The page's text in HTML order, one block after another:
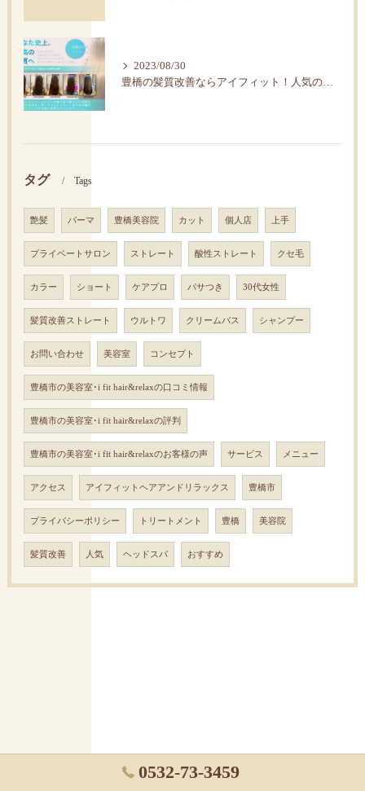
2023/08/30
豊橋の髪質改善ならアイフィット！人気の水素トリートメント
タグ Tags
艶髪 パーマ 豊橋美容院 カット 個人店 上手
プライベートサロン ストレート 酸性ストレート クセ毛
カラー ショート ケアプロ パサつき 30代女性
髪質改善ストレート ウルトワ クリームバス シャンプー
お問い合わせ 美容室 コンセプト
豊橋市の美容室･i fit hair&relaxの口コミ情報
豊橋市の美容室･i fit hair&relaxの評判
豊橋市の美容室･i fit hair&relaxのお客様の声 サービス メニュー
アクセス アイフィットヘアアンドリラックス 豊橋市
プライバシーポリシー トリートメント 豊橋 美容院
髪質改善 人気 ヘッドスパ おすすめ
0532-73-3459